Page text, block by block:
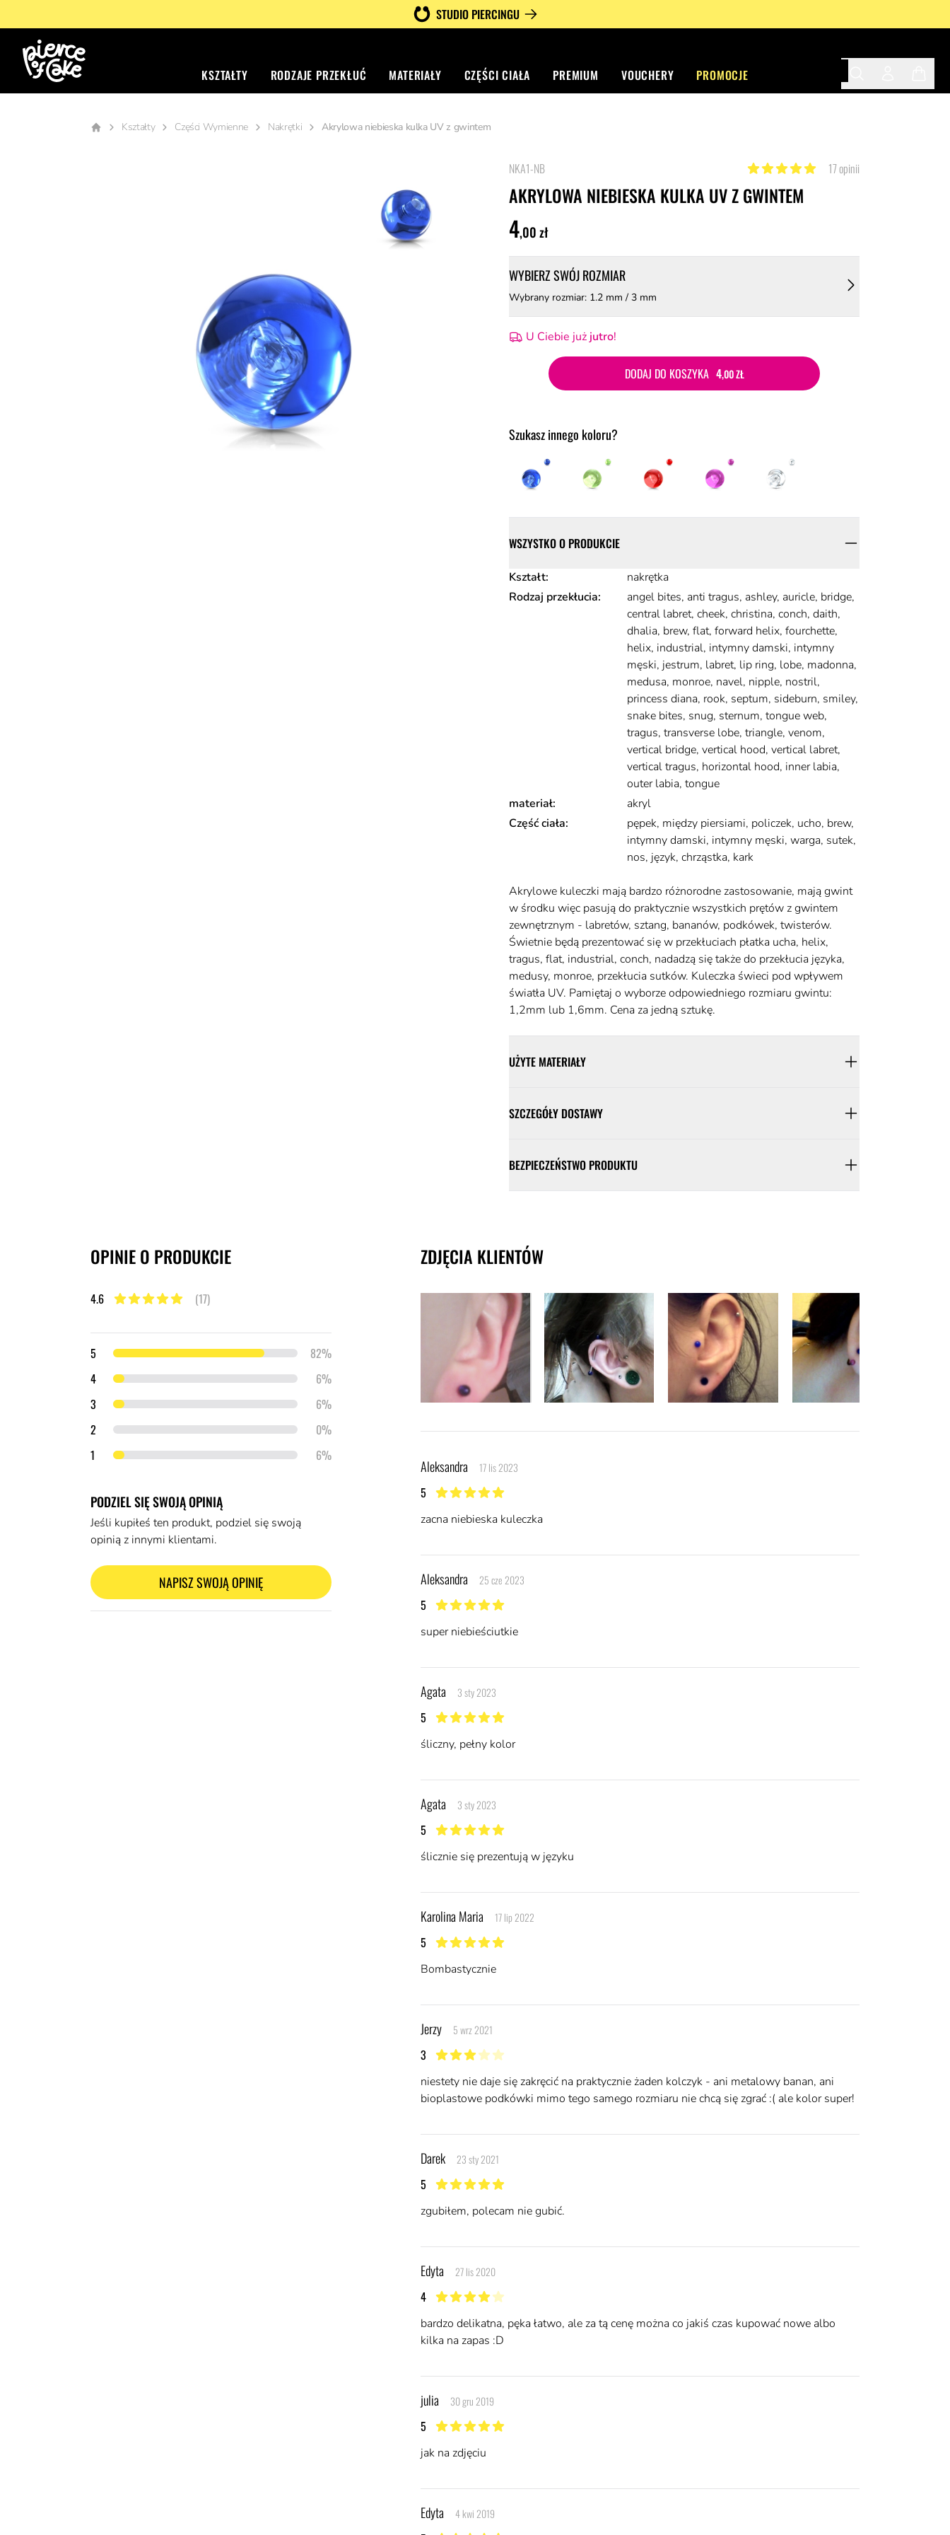
STUDIO PIERCINGU
KSZTAŁTY RODZAJE PRZEKŁUĆ MATERIAŁY CZĘŚCI CIAŁA PREMIUM VOUCHERY PROMOCJE
Kształty Części Wymienne Nakrętki Akrylowa niebieska kulka UV z gwintem
NKA1-NB
4.6 z 5 gwiazdek 17 opinii
AKRYLOWA NIEBIESKA KULKA UV Z GWINTEM
4,00 zł
WYBIERZ SWÓJ ROZMIAR
Wybrany rozmiar: 1.2 mm / 3 mm
U Ciebie już jutro!
DODAJ DO KOSZYKA 4,00 ZŁ
Szukasz innego koloru?
WSZYSTKO O PRODUKCIE
Atrybuty produktu
Kształt:
nakrętka
Rodzaj przekłucia:
angel bites, anti tragus, ashley, auricle, bridge,
central labret, cheek, christina, conch, daith,
dhalia, brew, flat, forward helix, fourchette,
helix, industrial, intymny damski, intymny
męski, jestrum, labret, lip ring, lobe, madonna,
medusa, monroe, navel, nipple, nostril,
princess diana, rook, septum, sideburn, smiley,
snake bites, snug, sternum, tongue web,
tragus, transverse lobe, triangle, venom,
vertical bridge, vertical hood, vertical labret,
vertical tragus, horizontal hood, inner labia,
outer labia, tongue
materiał:
akryl
Część ciała:
pępek, między piersiami, policzek, ucho, brew,
intymny damski, intymny męski, warga, sutek,
nos, język, chrząstka, kark
Akrylowe kuleczki mają bardzo różnorodne zastosowanie, mają gwint
w środku więc pasują do praktycznie wszystkich prętów z gwintem
zewnętrznym - labretów, sztang, bananów, podkówek, twisterów.
Świetnie będą prezentować się w przekłuciach płatka ucha, helix,
tragus, flat, industrial, conch, nadadzą się także do przekłucia języka,
medusy, monroe, przekłucia sutków. Kuleczka świeci pod wpływem
światła UV. Pamiętaj o wyborze odpowiedniego rozmiaru gwintu:
1,2mm lub 1,6mm. Cena za jedną sztukę.
UŻYTE MATERIAŁY
SZCZEGÓŁY DOSTAWY
BEZPIECZEŃSTWO PRODUKTU
OPINIE O PRODUKCIE
4.6
(17)
Szczegóły opinii
5 gwiazdek
82%
4gwiazdki
6%
3 gwiazdki
6%
2 gwiazdki
0%
1 gwiazdka 6%
PODZIEL SIĘ SWOJĄ OPINIĄ
Jeśli kupiłeś ten produkt, podziel się swoją
opinią z innymi klientami.
NAPISZ SWOJĄ OPINIĘ
ZDJĘCIA KLIENTÓW
Aleksandra 17 lis 2023
5
5 z 5 gwiazdek
zacna niebieska kuleczka
Aleksandra 25 cze 2023
5
5 z 5 gwiazdek
super niebieściutkie
Agata 3 sty 2023
5
5 z 5 gwiazdek
śliczny, pełny kolor
Agata 3 sty 2023
5
5 z 5 gwiazdek
ślicznie się prezentują w języku
Karolina Maria 17 lip 2022
5
5 z 5 gwiazdek
Bombastycznie
Jerzy 5 wrz 2021
3
3 z 5 gwiazdek
niestety nie daje się zakręcić na praktycznie żaden kolczyk - ani metalowy banan, ani
bioplastowe podkówki mimo tego samego rozmiaru nie chcą się zgrać :( ale kolor super!
Darek 23 sty 2021
5
5 z 5 gwiazdek
zgubiłem, polecam nie gubić.
Edyta 27 lis 2020
4
4 z 5 gwiazdek
bardzo delikatna, pęka łatwo, ale za tą cenę można co jakiś czas kupować nowe albo
kilka na zapas :D
julia 30 gru 2019
5
5 z 5 gwiazdek
jak na zdjęciu
Edyta 4 kwi 2019